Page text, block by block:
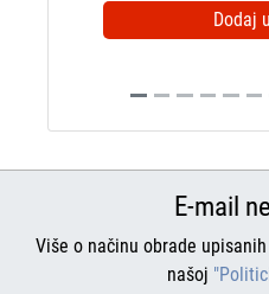
Dodaj
E-mail
Više o načinu obrade
našoj